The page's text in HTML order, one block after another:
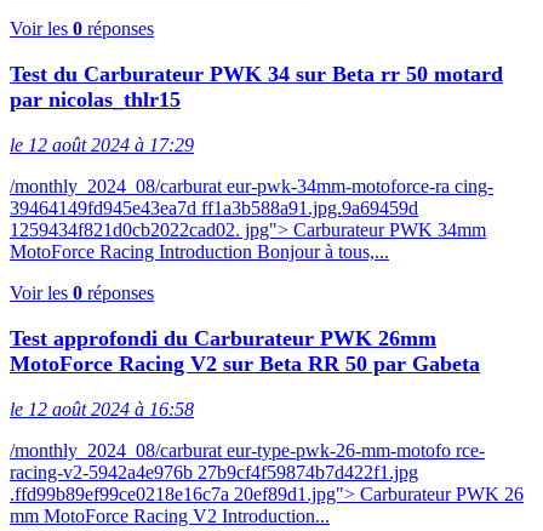
Voir les 0 réponses
Test du Carburateur PWK 34 sur Beta rr 50 motard
par nicolas_thlr15
le 12 août 2024 à 17:29
/monthly_2024_08/carburat eur-pwk-34mm-motoforce-ra cing-
39464149fd945e43ea7d ff1a3b588a91.jpg.9a69459d
1259434f821d0cb2022cad02. jpg"> Carburateur PWK 34mm
MotoForce Racing Introduction Bonjour à tous,...
Voir les 0 réponses
Test approfondi du Carburateur PWK 26mm
MotoForce Racing V2 sur Beta RR 50 par Gabeta
le 12 août 2024 à 16:58
/monthly_2024_08/carburat eur-type-pwk-26-mm-motofo rce-
racing-v2-5942a4e976b 27b9cf4f59874b7d422f1.jpg
.ffd99b89ef99ce0218e16c7a 20ef89d1.jpg"> Carburateur PWK 26
mm MotoForce Racing V2 Introduction...